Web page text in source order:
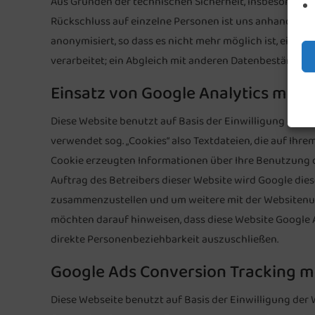
Rückschluss auf einzelne Personen ist uns anhand
anonymisiert, so dass es nicht mehr möglich ist,
verarbeitet; ein Abgleich mit anderen
Einsatz von Google Analytics mit
Diese Website benutzt auf Basis der Einwilligung der
verwendet sog. „Cookies“ also Textdateien, die auf
Cookie erzeugten Informationen über Ihre Benutzung
Auftrag des Betreibers dieser Website wird Google
zusammenzustellen und um weitere mit der
möchten darauf hinweisen, dass diese Website
direkte Personenbeziehbarkeit auszuschließen.
Google Ads Conversion Tracking
Diese Webseite benutzt auf Basis der Einwilligung der